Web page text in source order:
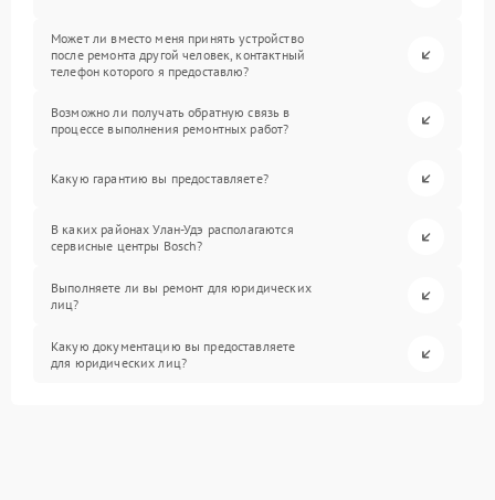
Может ли вместо меня принять устройство
после ремонта другой человек, контактный
телефон которого я предоставлю?
Возможно ли получать обратную связь в
процессе выполнения ремонтных работ?
Какую гарантию вы предоставляете?
В каких районах Улан-Удэ располагаются
сервисные центры Bosch?
Выполняете ли вы ремонт для юридических
лиц?
Какую документацию вы предоставляете
для юридических лиц?